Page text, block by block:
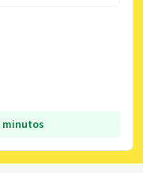
minutos